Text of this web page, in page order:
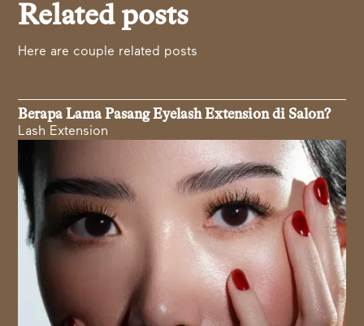
Related posts
Here are couple related posts
Berapa Lama Pasang Eyelash Extension di Salon?
Lash Extension